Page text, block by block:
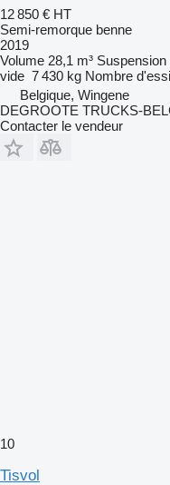
12 850 € HT
Semi-remorque benne
2019
Volume 28,1 m³ Suspension
vide 7 430 kg Nombre
Belgique, Wingene
DEGROOTE TRUCKS-
Contacter le vendeur
10
Tisvol